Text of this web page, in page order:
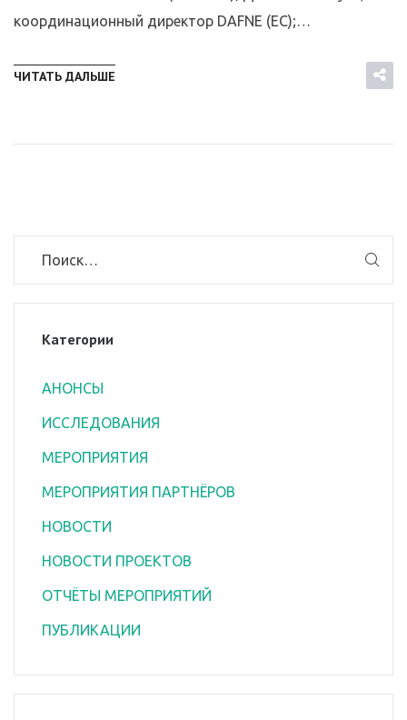
координационный директор DAFNE (ЕС);…
ЧИТАТЬ ДАЛЬШЕ
Категории
АНОНСЫ
ИССЛЕДОВАНИЯ
МЕРОПРИЯТИЯ
МЕРОПРИЯТИЯ ПАРТНЁРОВ
НОВОСТИ
НОВОСТИ ПРОЕКТОВ
ОТЧЁТЫ МЕРОПРИЯТИЙ
ПУБЛИКАЦИИ